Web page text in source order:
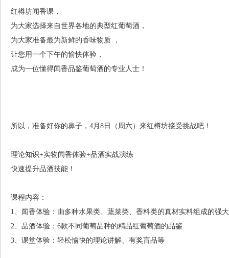
红樽坊闻香课，
为大家选择来自世界各地的典型红葡萄酒，
为大家准备最为新鲜的香味物质 ，
让您用一个下午的愉快体验，
成为一位懂得闻香品鉴葡萄酒的专业人士！
所以，准备好你的鼻子，4月8日（周六）来红樽坊接受挑战吧！
理论知识+实物闻香体验+品酒实战演练
快速提升品酒技能！
课程内容：
1、闻香体验：由多种水果类、蔬菜类、香料类的真材实料组成的强
2、品酒体验：6款不同葡萄品种的精品红葡萄酒的品鉴
3、课堂体验：轻松愉快的理论讲解、有奖盲品等